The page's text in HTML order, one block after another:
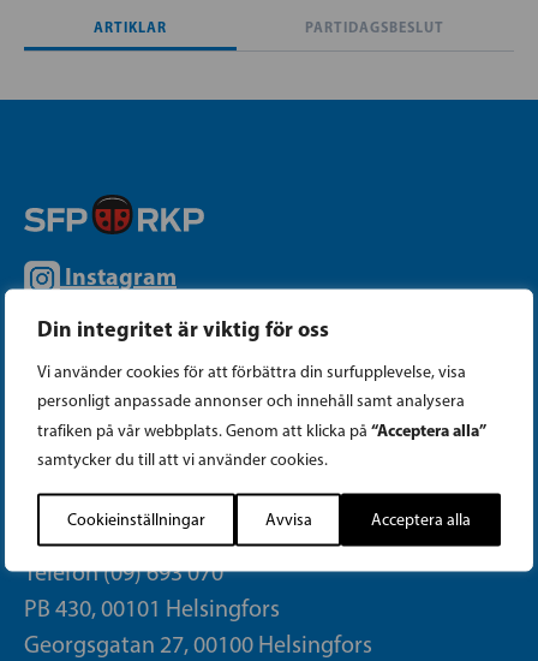
Din integritet är viktig för oss
Vi använder cookies för att förbättra din surfupplevelse, visa
personligt anpassade annonser och innehåll samt analysera
trafiken på vår webbplats. Genom att klicka på “Acceptera alla”
samtycker du till att vi använder cookies.
Cookieinställningar Avvisa Acceptera alla
ARTIKLAR PARTIDAGSBESLUT
Instagram
Facebook
Tiktok
PARTIKANSLIET
Telefon (09) 693 070
PB 430, 00101 Helsingfors
Georgsgatan 27, 00100 Helsingfors